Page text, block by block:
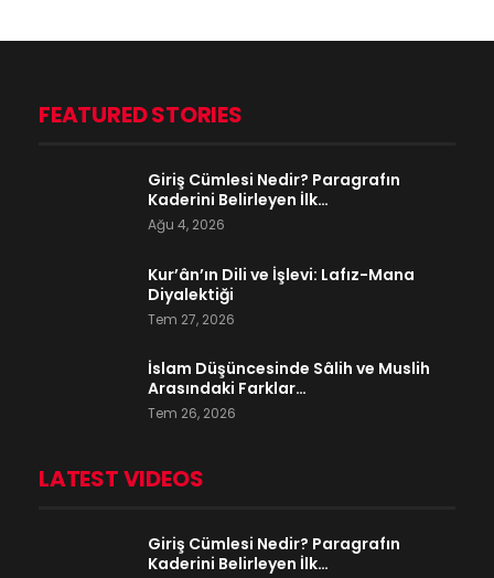
FEATURED STORIES
Giriş Cümlesi Nedir? Paragrafın
Kaderini Belirleyen İlk…
Ağu 4, 2026
Kur’ân’ın Dili ve İşlevi: Lafız-Mana
Diyalektiği
Tem 27, 2026
İslam Düşüncesinde Sâlih ve Muslih
Arasındaki Farklar…
Tem 26, 2026
LATEST VIDEOS
Giriş Cümlesi Nedir? Paragrafın
Kaderini Belirleyen İlk…